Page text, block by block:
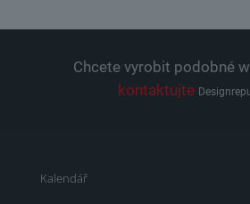
Chcete vyrobit podobné
kontaktujte
Kalendář